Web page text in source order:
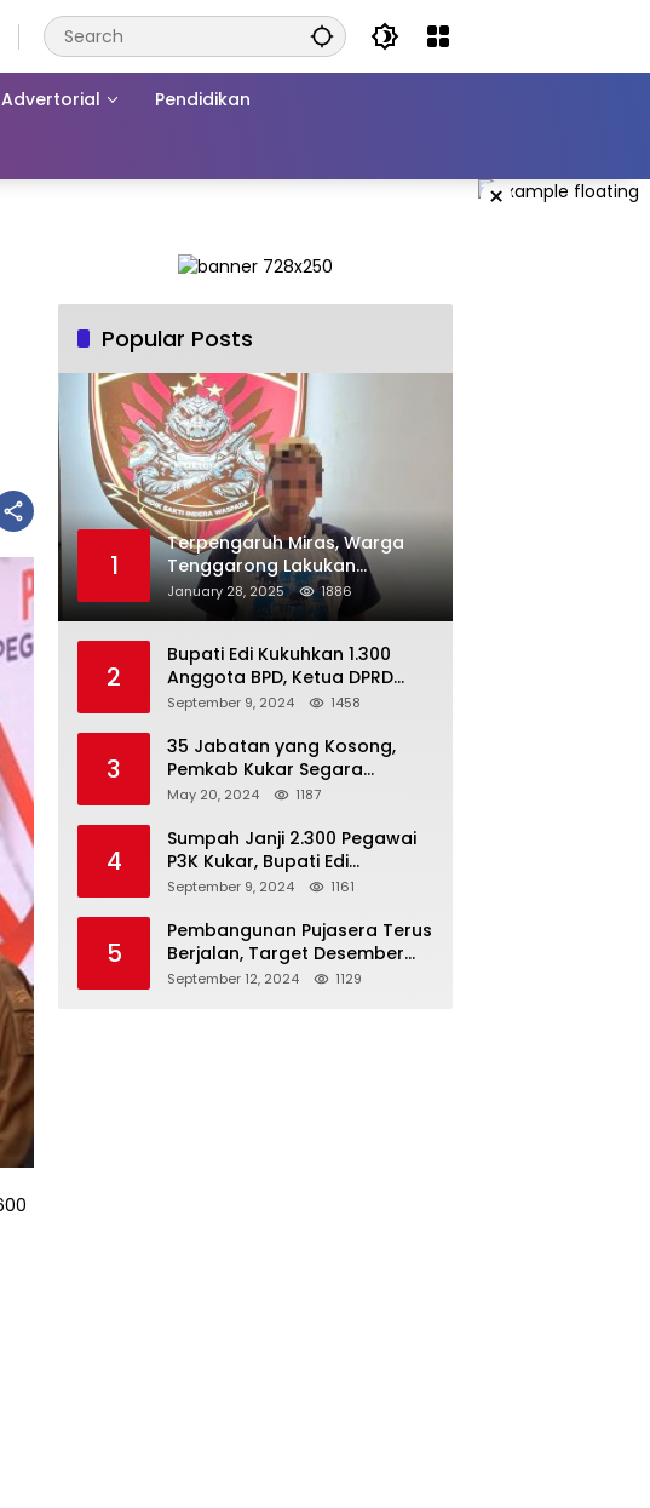
Advertorial Pendidikan
×
Popular Posts
1
Terpengaruh Miras, Warga
Tenggarong Lakukan
Penganiayaan Kepada
Teman Sendiri
January 28, 2025 1886
2
Bupati Edi Kukuhkan 1.300
Anggota BPD, Ketua DPRD
Kukar : Lakukan Tupoksi
Pembangunan Secara Merata
September 9, 2024 1458
3
35 Jabatan yang Kosong,
Pemkab Kukar Segara
Mencari Pejabat yang
May 20, 2024 1187
4
Sumpah Janji 2.300 Pegawai
P3K Kukar, Bupati Edi
Damansyah Ingatkan
September 9, 2024 1161
5
Pembangunan Pujasera Terus
Berjalan, Target Desember
2024 Rampung
September 12, 2024 1129